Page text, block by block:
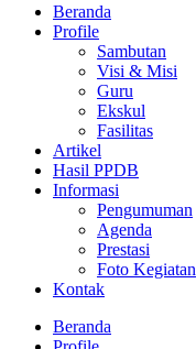
Beranda
Profile
Sambutan
Visi & Misi
Guru
Ekskul
Fasilitas
Artikel
Hasil PPDB
Informasi
Pengumuman
Agenda
Prestasi
Foto Kegiatan
Kontak
Beranda